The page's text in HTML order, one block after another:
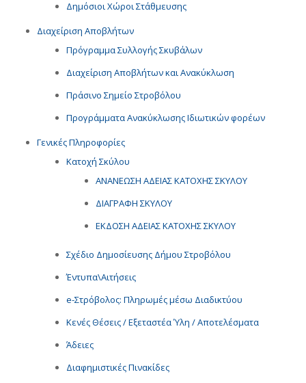
Δημόσιοι Χώροι Στάθμευσης
Διαχείριση Αποβλήτων
Πρόγραμμα Συλλογής Σκυβάλων
Διαχείριση Αποβλήτων και Ανακύκλωση
Πράσινο Σημείο Στροβόλου
Προγράμματα Ανακύκλωσης Ιδιωτικών φορέων
Γενικές Πληροφορίες
Κατοχή Σκύλου
ΑΝΑΝΕΩΣΗ ΑΔΕΙΑΣ ΚΑΤΟΧΗΣ ΣΚΥΛΟΥ
ΔΙΑΓΡΑΦΗ ΣΚΥΛΟΥ
ΕΚΔΟΣΗ ΑΔΕΙΑΣ ΚΑΤΟΧΗΣ ΣΚΥΛΟΥ
Σχέδιο Δημοσίευσης Δήμου Στροβόλου
Έντυπα\Αιτήσεις
e-Στρόβολος: Πληρωμές μέσω Διαδικτύου
Κενές Θέσεις / Εξεταστέα Ύλη / Αποτελέσματα
Άδειες
Διαφημιστικές Πινακίδες